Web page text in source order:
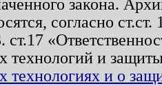
закона.
согласно
ст.17
технологий и
и о